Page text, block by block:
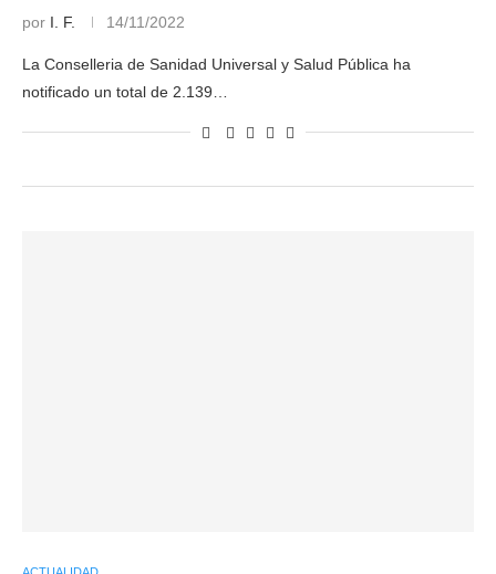
por I. F. 14/11/2022
La Conselleria de Sanidad Universal y Salud Pública ha
notificado un total de 2.139…
ACTUALIDAD